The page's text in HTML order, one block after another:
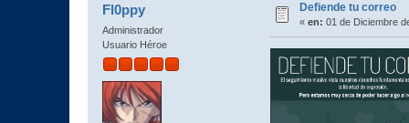
Fl0ppy
Administrador
Usuario Héroe
Defiende tu correo
« en: 01 de Diciembre